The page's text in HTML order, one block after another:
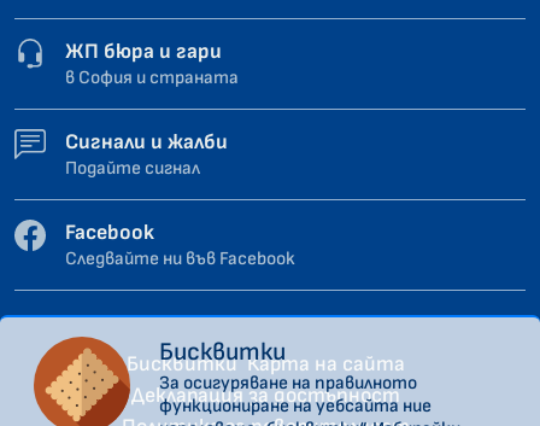
ЖП бюра и гари
в София и страната
Сигнали и жалби
Подайте сигнал
Facebook
Следвайте ни във Facebook
Бисквитки Карта на сайта
Декларация за достъпност
Бисквитки
За осигуряване на правилното
функциониране на уебсайта ние